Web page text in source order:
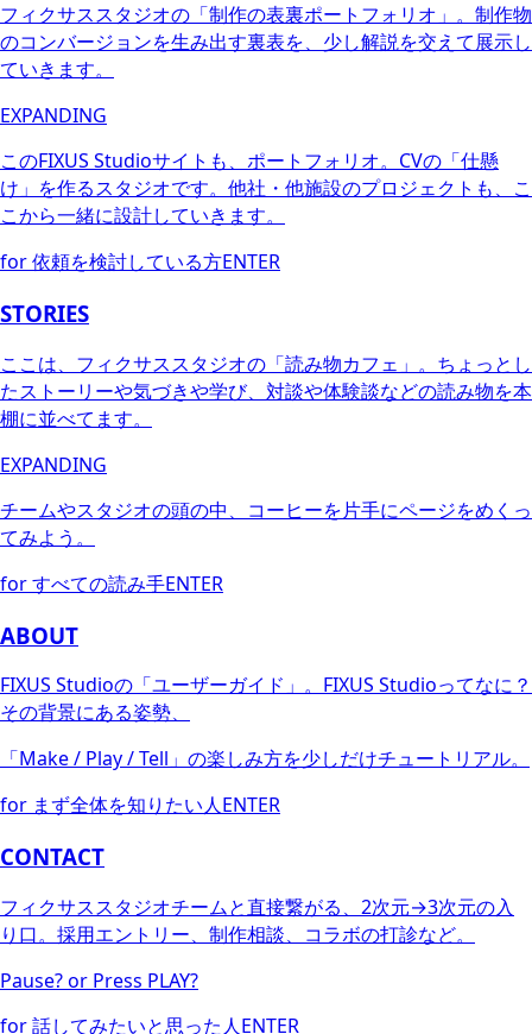
フィクサススタジオの「制作の表裏ポートフォリオ」。制作物
のコンバージョンを生み出す裏表を、少し解説を交えて展示し
ていきます。
EXPANDING
このFIXUS Studioサイトも、ポートフォリオ。CVの「仕懸
け」を作るスタジオです。他社・他施設のプロジェクトも、こ
こから一緒に設計していきます。
for 依頼を検討している方ENTER
STORIES
ここは、フィクサススタジオの「読み物カフェ」。ちょっとし
たストーリーや気づきや学び、対談や体験談などの読み物を本
棚に並べてます。
EXPANDING
チームやスタジオの頭の中、コーヒーを片手にページをめくっ
てみよう。
for すべての読み手ENTER
ABOUT
FIXUS Studioの「ユーザーガイド」。FIXUS Studioってなに？
その背景にある姿勢、
「Make / Play / Tell」の楽しみ方を少しだけチュートリアル。
for まず全体を知りたい人ENTER
CONTACT
フィクサススタジオチームと直接繋がる、2次元→3次元の入
り口。採用エントリー、制作相談、コラボの打診など。
Pause? or Press PLAY?
for 話してみたいと思った人ENTER